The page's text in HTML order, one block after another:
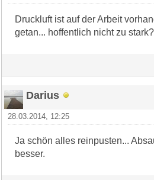
Druckluft ist auf der Arbeit
getan... hoffentlich nicht zu
Darius
28.03.2014, 12:25
Ja schön alles reinpusten...
besser.